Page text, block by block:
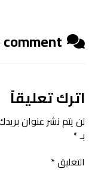
اترك تعليقاً
لن يتم نشر عنوان
بـ*
التعليق*